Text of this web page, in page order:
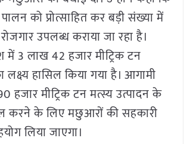
को प्रोत्साहित कर बड़ी संख्या में
उपलब्ध कराया जा रहा है।
में 3 लाख 42 हजार मीट्रिक टन
लक्ष्य हासिल किया गया है। आगामी
हजार मीट्रिक टन मत्स्य उत्पादन के
करने के लिए मछुआरों की सहकारी
लिया जाएगा।